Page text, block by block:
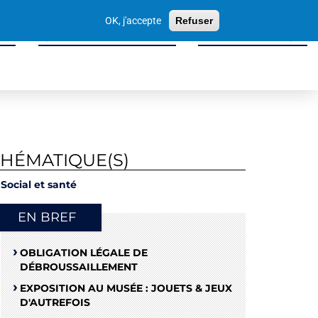
OK, j'accepte Refuser
Sport, Culture & Loisirs Tissu Économique
Social et santé
EN BREF
OBLIGATION LÉGALE DE
DÉBROUSSAILLEMENT
EXPOSITION AU MUSÉE : JOUETS & JEUX
D'AUTREFOIS